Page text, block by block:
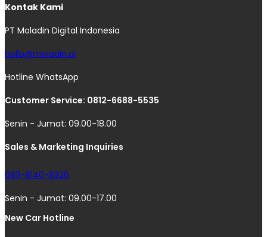
Kontak Kami
PT Moladin Digital Indonesia
hello@moladin.ai
Hotline WhatsApp
Customer Service: 0812-6688-5535
Senin - Jumat: 09.00-18.00
Sales & Marketing Inquiries
0811-8140-8326
Senin - Jumat: 09.00-17.00
New Car Hotline